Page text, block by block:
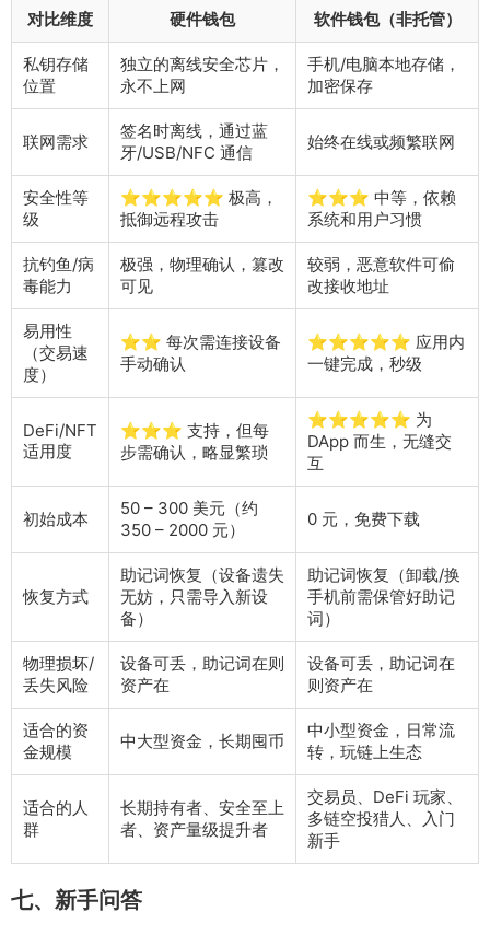
对比维度 硬件钱包 软件钱包（非托管）
私钥存储
位置
独立的离线安全芯片，
永不上网
手机/电脑本地存储，
加密保存
联网需求
签名时离线，通过蓝
牙/USB/NFC 通信
始终在线或频繁联网
安全性等
级
⭐⭐⭐⭐⭐ 极高，
抵御远程攻击
⭐⭐⭐ 中等，依赖
系统和用户习惯
抗钓鱼/病
毒能力
极强，物理确认，篡改
可见
较弱，恶意软件可偷
改接收地址
易用性
（交易速
度）
⭐⭐ 每次需连接设备
手动确认
⭐⭐⭐⭐⭐ 应用内
一键完成，秒级
DeFi/NFT
适用度
⭐⭐⭐ 支持，但每
步需确认，略显繁琐
⭐⭐⭐⭐⭐ 为
DApp 而生，无缝交
互
初始成本
50 – 300 美元（约
350 – 2000 元）
0 元，免费下载
恢复方式
助记词恢复（设备遗失
无妨，只需导入新设
备）
助记词恢复（卸载/换
手机前需保管好助记
词）
物理损坏/
丢失风险
设备可丢，助记词在则
资产在
设备可丢，助记词在
则资产在
适合的资
金规模
中大型资金，长期囤币
中小型资金，日常流
转，玩链上生态
适合的人
群
长期持有者、安全至上
者、资产量级提升者
交易员、DeFi 玩家、
多链空投猎人、入门
新手
七、新手问答